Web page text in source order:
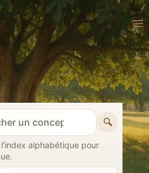
🔍
alphabétique pour